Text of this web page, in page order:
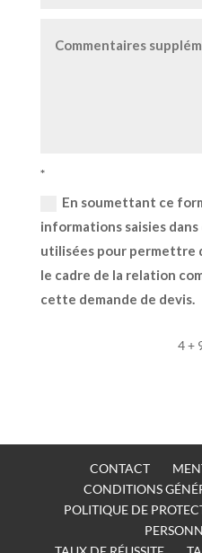
En soumettant ce
informations saisies
utilisées pour permettre
le cadre de la relation
cette demande de devis.
4 +
CONTACT
CONDITIONS
POLITIQUE DE